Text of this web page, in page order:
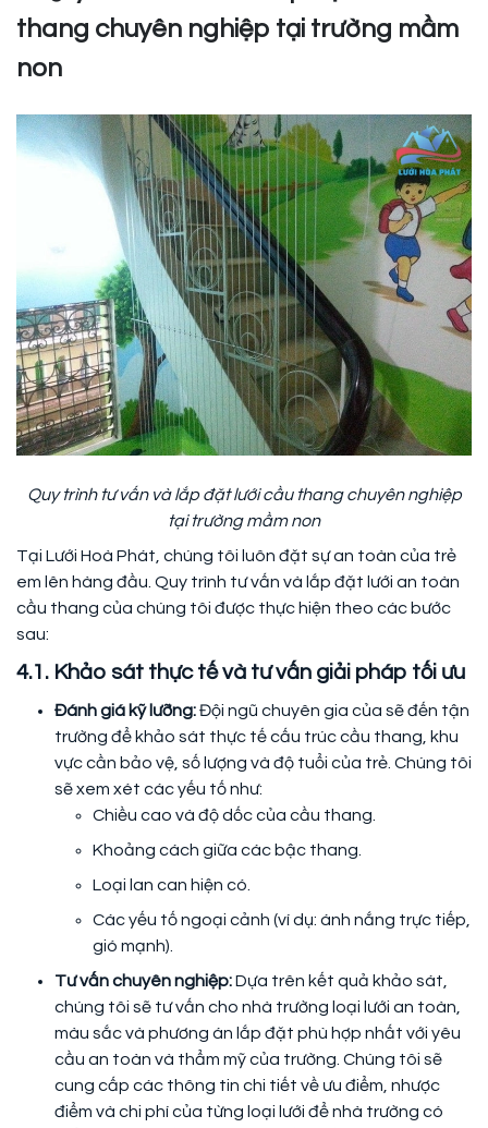
thang chuyên nghiệp tại trường mầm
non
Quy trình tư vấn và lắp đặt lưới cầu thang chuyên nghiệp
tại trường mầm non
Tại Lưới Hoà Phát, chúng tôi luôn đặt sự an toàn của trẻ
em lên hàng đầu. Quy trình tư vấn và lắp đặt lưới an toàn
cầu thang của chúng tôi được thực hiện theo các bước
sau:
4.1. Khảo sát thực tế và tư vấn giải pháp tối ưu
Đánh giá kỹ lưỡng:Đội ngũ chuyên gia của sẽ đến tận
trường để khảo sát thực tế cấu trúc cầu thang, khu
vực cần bảo vệ, số lượng và độ tuổi của trẻ. Chúng tôi
sẽ xem xét các yếu tố như:
Chiều cao và độ dốc của cầu thang.
Khoảng cách giữa các bậc thang.
Loại lan can hiện có.
Các yếu tố ngoại cảnh (ví dụ: ánh nắng trực tiếp,
gió mạnh).
Tư vấn chuyên nghiệp:Dựa trên kết quả khảo sát,
chúng tôi sẽ tư vấn cho nhà trường loại lưới an toàn,
màu sắc và phương án lắp đặt phù hợp nhất với yêu
cầu an toàn và thẩm mỹ của trường. Chúng tôi sẽ
cung cấp các thông tin chi tiết về ưu điểm, nhược
điểm và chi phí của từng loại lưới để nhà trường có